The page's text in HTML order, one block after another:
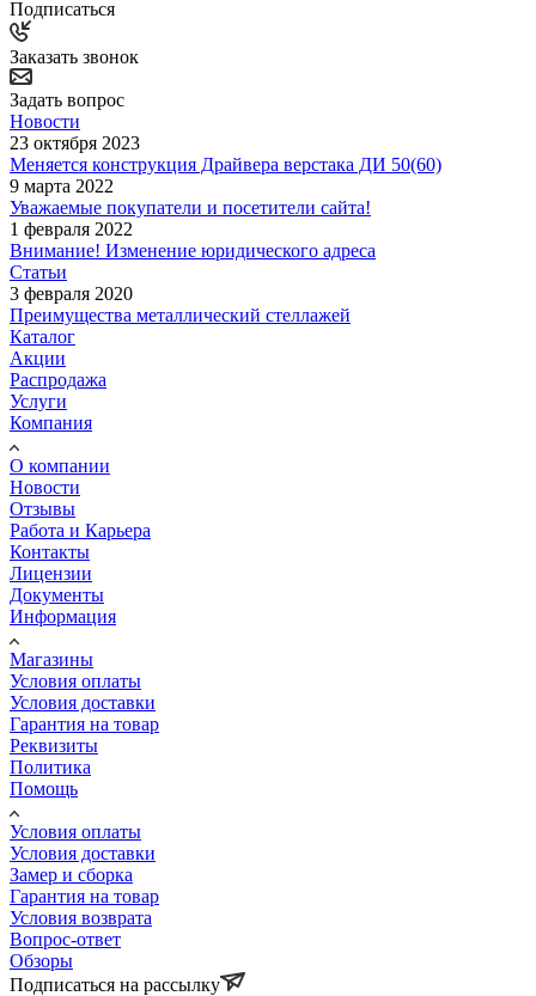
Подписаться
Заказать звонок
Задать вопрос
Новости
23 октября 2023
Меняется конструкция Драйвера верстака ДИ 50(60)
9 марта 2022
Уважаемые покупатели и посетители сайта!
1 февраля 2022
Внимание! Изменение юридического адреса
Статьи
3 февраля 2020
Преимущества металлический стеллажей
Каталог
Акции
Распродажа
Услуги
Компания
О компании
Новости
Отзывы
Работа и Карьера
Контакты
Лицензии
Документы
Информация
Магазины
Условия оплаты
Условия доставки
Гарантия на товар
Реквизиты
Политика
Помощь
Условия оплаты
Условия доставки
Замер и сборка
Гарантия на товар
Условия возврата
Вопрос-ответ
Обзоры
Подписаться на рассылку